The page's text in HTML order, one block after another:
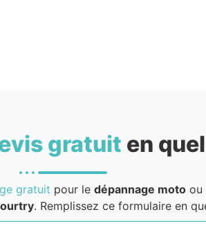
gratuit en
gratuit pour le dépannage motoou
. Remplissez ce formulaire en